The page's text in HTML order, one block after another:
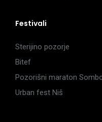
Festivali
Sterijino pozorje
Bitef
Pozorišni maraton
Urban fest Niš